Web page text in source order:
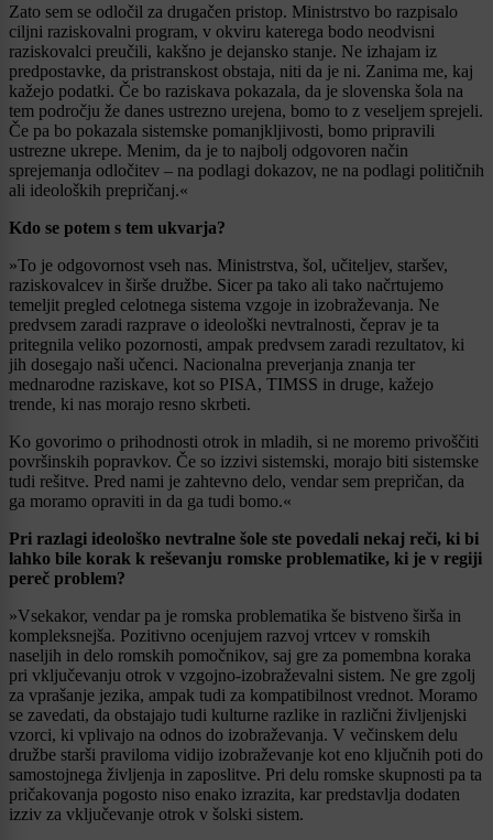
Zato sem se odločil za drugačen pristop. Ministrstvo bo razpisalo
ciljni raziskovalni program, v okviru katerega bodo neodvisni
raziskovalci preučili, kakšno je dejansko stanje. Ne izhajam iz
predpostavke, da pristranskost obstaja, niti da je ni. Zanima me, kaj
kažejo podatki. Če bo raziskava pokazala, da je slovenska šola na
tem področju že danes ustrezno urejena, bomo to z veseljem sprejeli.
Če pa bo pokazala sistemske pomanjkljivosti, bomo pripravili
ustrezne ukrepe. Menim, da je to najbolj odgovoren način
sprejemanja odločitev – na podlagi dokazov, ne na podlagi političnih
ali ideoloških prepričanj.«
Kdo se potem s tem ukvarja?
»To je odgovornost vseh nas. Ministrstva, šol, učiteljev, staršev,
raziskovalcev in širše družbe. Sicer pa tako ali tako načrtujemo
temeljit pregled celotnega sistema vzgoje in izobraževanja. Ne
predvsem zaradi razprave o ideološki nevtralnosti, čeprav je ta
pritegnila veliko pozornosti, ampak predvsem zaradi rezultatov, ki
jih dosegajo naši učenci. Nacionalna preverjanja znanja ter
mednarodne raziskave, kot so PISA, TIMSS in druge, kažejo
trende, ki nas morajo resno skrbeti.
Ko govorimo o prihodnosti otrok in mladih, si ne moremo privoščiti
površinskih popravkov. Če so izzivi sistemski, morajo biti sistemske
tudi rešitve. Pred nami je zahtevno delo, vendar sem prepričan, da
ga moramo opraviti in da ga tudi bomo.«
Pri razlagi ideološko nevtralne šole ste povedali nekaj reči, ki bi
lahko bile korak k reševanju romske problematike, ki je v regiji
pereč problem?
»Vsekakor, vendar pa je romska problematika še bistveno širša in
kompleksnejša. Pozitivno ocenjujem razvoj vrtcev v romskih
naseljih in delo romskih pomočnikov, saj gre za pomembna koraka
pri vključevanju otrok v vzgojno-izobraževalni sistem. Ne gre zgolj
za vprašanje jezika, ampak tudi za kompatibilnost vrednot. Moramo
se zavedati, da obstajajo tudi kulturne razlike in različni življenjski
vzorci, ki vplivajo na odnos do izobraževanja. V večinskem delu
družbe starši praviloma vidijo izobraževanje kot eno ključnih poti do
samostojnega življenja in zaposlitve. Pri delu romske skupnosti pa ta
pričakovanja pogosto niso enako izrazita, kar predstavlja dodaten
izziv za vključevanje otrok v šolski sistem.